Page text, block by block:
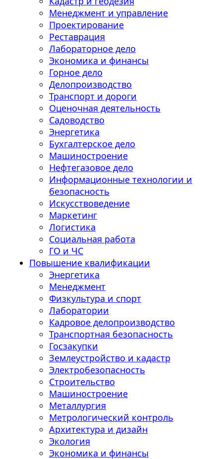
Менеджмент и управление
Проектирование
Реставрация
Лабораторное дело
Экономика и финансы
Горное дело
Делопроизводство
Транспорт и дороги
Оценочная деятельность
Садоводство
Энергетика
Бухгалтерское дело
Машиностроение
Нефтегазовое дело
Информационные технологии и
безопасность
Искусствоведение
Маркетинг
Логистика
Социальная работа
ГО и ЧС
Повышение квалификации
Энергетика
Менеджмент
Физкультура и спорт
Лаборатории
Кадровое делопроизводство
Транспортная безопасность
Госзакупки
Землеустройство и кадастр
Электробезопасность
Строительство
Машиностроение
Металлургия
Метрологический контроль
Архитектура и дизайн
Экология
Экономика и финансы